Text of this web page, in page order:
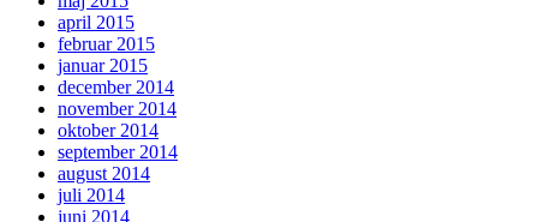
april 2015
februar 2015
januar 2015
december 2014
november 2014
oktober 2014
september 2014
august 2014
juli 2014
juni 2014